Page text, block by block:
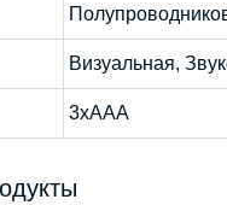
Визуальная,
3xAAA